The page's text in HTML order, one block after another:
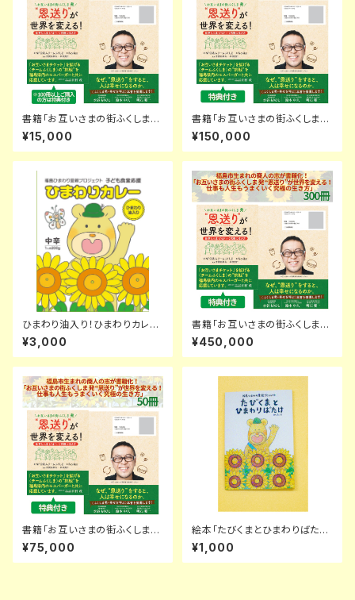
書籍「お互いさまの街ふくしま
発 “恩送り”が世界を変える！ 仕
事も人生もうまくいく究極の生き
方」 10冊
¥15,000
書籍「お互いさまの街ふくしま
発 “恩送り”が世界を変える！ 仕
事も人生もうまくいく究極の生き
方」 100冊
¥150,000
ひまわり油入り！ひまわりカレ
ー 【1セット5個】
¥3,000
書籍「お互いさまの街ふくしま
発 “恩送り”が世界を変える！ 仕
事も人生もうまくいく究極の生き
方」 300冊
¥450,000
書籍「お互いさまの街ふくしま
発 “恩送り”が世界を変える！ 仕
事も人生もうまくいく究極の生き
方」 50冊
¥75,000
絵本「たびくまとひまわりばた
け」
¥1,000